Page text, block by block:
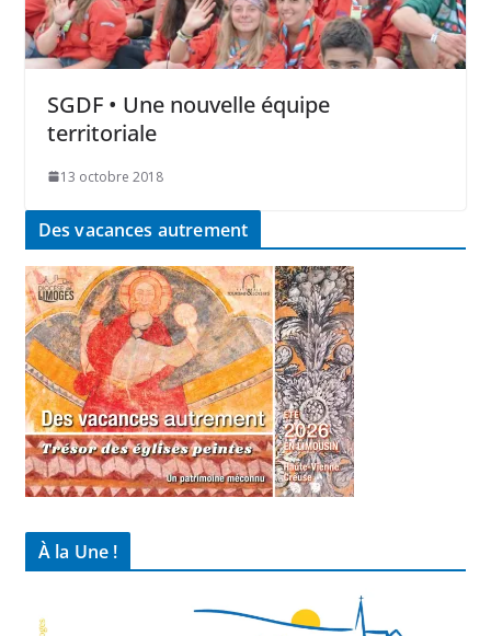
SGDF • Une nouvelle équipe
territoriale
13 octobre 2018
Des vacances autrement
À la Une !